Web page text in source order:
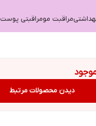
مراقبت مومراقبتی پوست
دیدن محصولات مرتبط